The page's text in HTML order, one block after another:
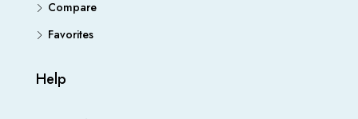
Compare
Favorites
Help